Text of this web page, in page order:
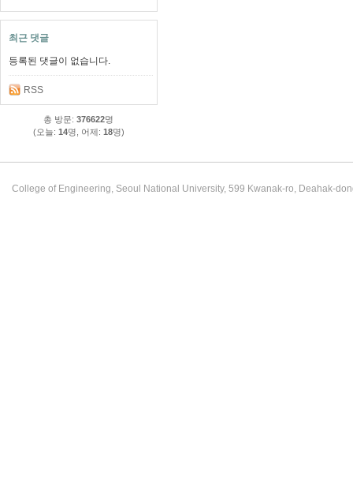
최근 댓글
등록된 댓글이 없습니다.
RSS
총 방문:376622명
(오늘: 14명, 어제: 18명)
College of Engineering, Seoul National University, 599 Kwanak-ro, Deahak-